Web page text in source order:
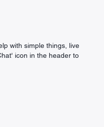
with simple things, live
icon in the header to